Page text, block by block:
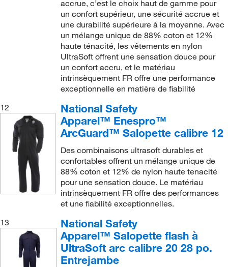
accrue, c’est le choix haut de gamme pour
un confort supérieur, une sécurité accrue et
une durabilité supérieure à la moyenne. Avec
un mélange unique de 88% coton et 12%
haute ténacité, les vêtements en nylon
UltraSoft offrent une sensation douce pour
un confort accru, et le matériau
intrinsèquement FR offre une performance
exceptionnelle en matière de fiabilité
12
National Safety
Apparel™ Enespro™
ArcGuard™ Salopette calibre 12
Des combinaisons ultrasoft durables et
confortables offrent un mélange unique de
88% coton et 12% de nylon haute tenacité
pour une sensation douce. Le matériau
intrinsèquement FR offre des performances
et une fiabilité exceptionnelles.
13
National Safety
Apparel™ Salopette flash à
UltraSoft arc calibre 20 28 po.
Entrejambe